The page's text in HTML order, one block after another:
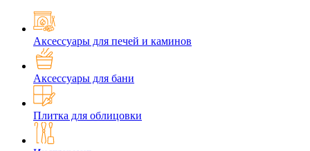
Аксессуары для печей и каминов
Аксессуары для бани
Плитка для облицовки